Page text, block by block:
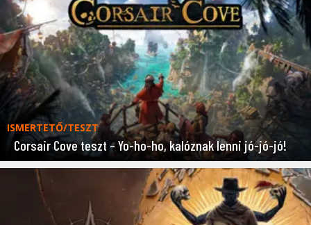
ISMERTETŐ/TESZT
Corsair Cove teszt – Yo-ho-ho, kalóznak lenni jó-jó-jó!